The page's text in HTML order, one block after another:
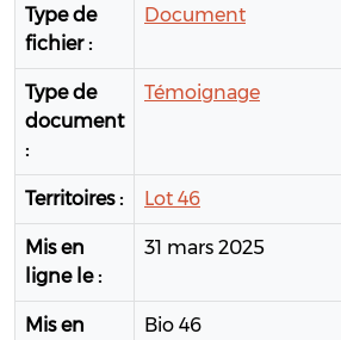
Type de
fichier :
Document
Type de
document
:
Témoignage
Territoires : Lot 46
Mis en
ligne le :
31 mars 2025
Mis en
Bio 46